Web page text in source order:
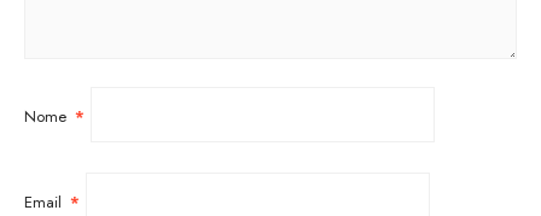
Nome *
Email *